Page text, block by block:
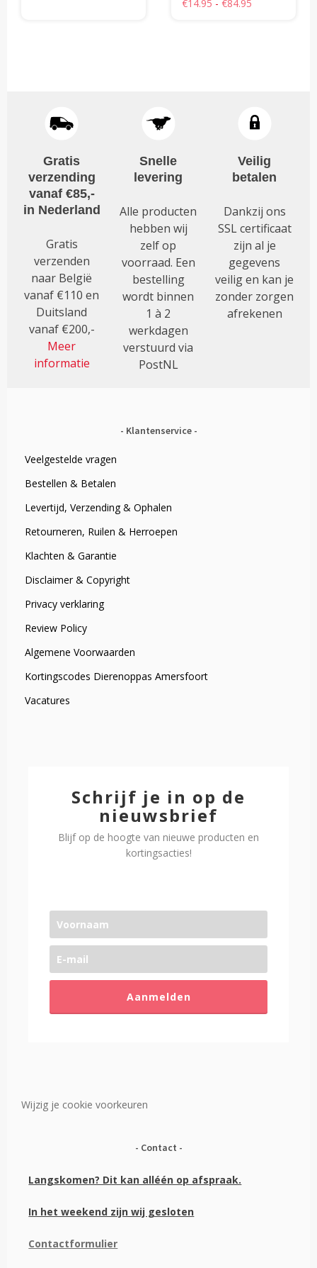
worden
op
de
productpagina
4.75
€14.95 - €84.95
gekozen
worden
de
productpagina
Gratis
verzending
vanaf €85,-
in Nederland
Gratis
verzenden
naar België
vanaf €110 en
Duitsland
vanaf €200,-
Meer
informatie
Snelle
levering
Alle producten
hebben wij
zelf op
voorraad. Een
bestelling
wordt binnen
1 à 2
werkdagen
verstuurd via
PostNL
Veilig
betalen
Dankzij ons
SSL certificaat
zijn al je
gegevens
veilig en kan je
zonder zorgen
afrekenen
Klantenservice
Veelgestelde vragen
Bestellen & Betalen
Levertijd, Verzending & Ophalen
Retourneren, Ruilen & Herroepen
Klachten & Garantie
Disclaimer & Copyright
Privacy verklaring
Review Policy
Algemene Voorwaarden
Kortingscodes Dierenoppas Amersfoort
Vacatures
Schrijf je in op de
nieuwsbrief
Blijf op de hoogte van nieuwe producten en
kortingsacties!
Aanmelden
Wijzig je cookie voorkeuren
Contact
Langskomen? Dit kan alléén op afspraak.
In het weekend zijn wij gesloten
Contactformulier